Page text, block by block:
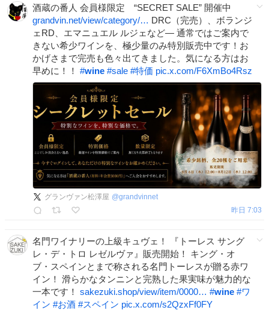
酒蔵の番人 会員様限定 “SECRET SALE” 開催中
grandvin.net/view/category/… DRC（完売）、ボランジ
ェRD、エマニュエル ルジェなど— 通常ではご案内で
きない希少ワインを、極少量のみ特別販売中です！お
かげさまで完売も色々出てきました。気になる方はお
早めに！！ #wine #sale #特価 pic.x.com/F6XmBo4Rsz
グランヴァン松澤屋 @grandvinnet
昨日 7:03
名門ワイナリーの上級キュヴェ！ 『トーレス サング
レ・デ・トロ レゼルヴァ』販売開始！ キング・オ
ブ・スペインとまで称される名門トーレスが贈る赤ワ
イン！ 滑らかなタンニンと完熟した果実味が魅力的な
一本です！ sakezuki.shop/view/item/0000… #wine #ワ
イン #お酒 #スペイン pic.x.com/s2QzxFf0FY